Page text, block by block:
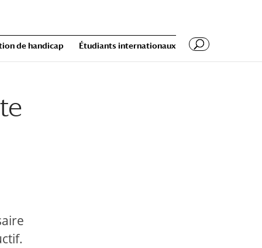
de handicap Étudiants internationaux